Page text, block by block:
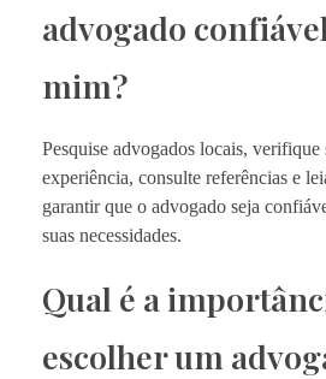
advogado
mim?
Pesquise advogados locais, verifique
experiência, consulte referências e
garantir que o advogado seja
suas necessidades.
Qual é a
escolher um